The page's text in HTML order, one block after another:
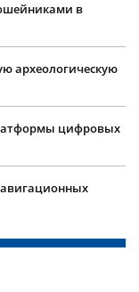
в
археологическую
цифровых